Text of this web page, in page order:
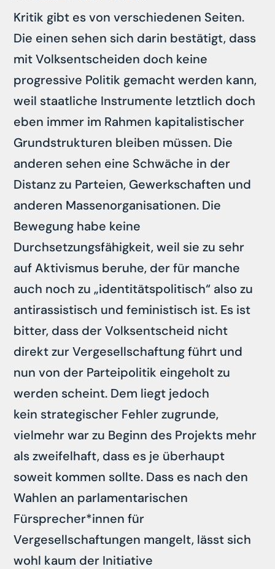
Kritik gibt es von verschiedenen Seiten.
Die einen sehen sich darin bestätigt, dass
mit Volksentscheiden doch keine
progressive Politik gemacht werden kann,
weil staatliche Instrumente letztlich doch
eben immer im Rahmen kapitalistischer
Grundstrukturen bleiben müssen. Die
anderen sehen eine Schwäche in der
Distanz zu Parteien, Gewerkschaften und
anderen Massenorganisationen. Die
Bewegung habe keine
Durchsetzungsfähigkeit, weil sie zu sehr
auf Aktivismus beruhe, der für manche
auch noch zu „identitätspolitisch“ also zu
antirassistisch und feministisch ist. Es ist
bitter, dass der Volksentscheid nicht
direkt zur Vergesellschaftung führt und
nun von der Parteipolitik eingeholt zu
werden scheint. Dem liegt jedoch
kein strategischer Fehler zugrunde,
vielmehr war zu Beginn des Projekts mehr
als zweifelhaft, dass es je überhaupt
soweit kommen sollte. Dass es nach den
Wahlen an parlamentarischen
Fürsprecher*innen für
Vergesellschaftungen mangelt, lässt sich
wohl kaum der Initiative